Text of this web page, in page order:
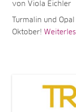
von Viola Eichler
Turmalin und
Oktober!